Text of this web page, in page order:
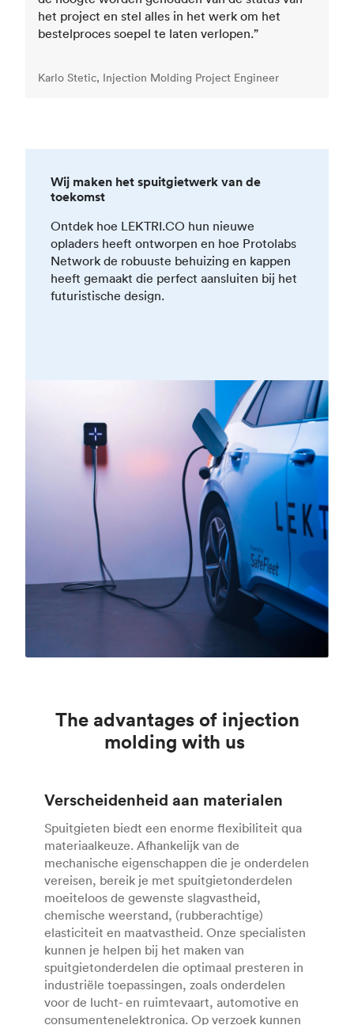
het project en stel alles in het werk om het
bestelproces soepel te laten verlopen.”
Karlo Stetic, Injection Molding Project Engineer
Wij maken het spuitgietwerk van de
toekomst
Ontdek hoe LEKTRI.CO hun nieuwe
opladers heeft ontworpen en hoe Protolabs
Network de robuuste behuizing en kappen
heeft gemaakt die perfect aansluiten bij het
futuristische design.
The advantages of injection
molding with us
Verscheidenheid aan materialen
Spuitgieten biedt een enorme flexibiliteit qua
materiaalkeuze. Afhankelijk van de
mechanische eigenschappen die je onderdelen
vereisen, bereik je met spuitgietonderdelen
moeiteloos de gewenste slagvastheid,
chemische weerstand, (rubberachtige)
elasticiteit en maatvastheid. Onze specialisten
kunnen je helpen bij het maken van
spuitgietonderdelen die optimaal presteren in
industriële toepassingen, zoals onderdelen
voor de lucht- en ruimtevaart, automotive en
consumentenelektronica. Op verzoek kunnen